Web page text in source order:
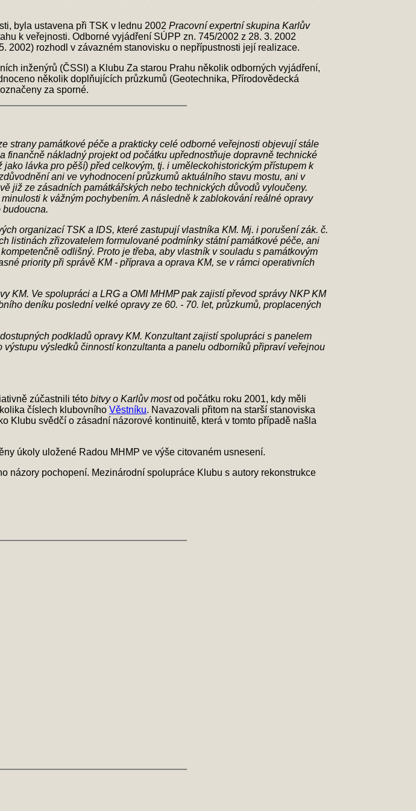
byla ustavena při TSK v lednu 2002 Pracovní expertní skupina Karlův
k veřejnosti. Odborné vyjádření SÚPP zn. 745/2002 z 28. 3. 2002
2002) rozhodl v závazném stanovisku o nepřípustnosti její realizace.
inženýrů (ČSSI) a Klubu Za starou Prahu několik odborných vyjádření,
několik doplňujících průzkumů (Geotechnika, Přírodovědecká
za sporné.
strany památkové péče a prakticky celé odborné veřejnosti objevují stále
nákladný projekt od počátku upřednostňuje dopravně technické
lávka pro pěší) před celkovým, tj. i uměleckohistorickým přístupem k
ani ve vyhodnocení průzkumů aktuálního stavu mostu, ani v
již ze zásadních památkářských nebo technických důvodů vyloučeny.
k vážným pochybením. A následně k zablokování reálné opravy
budoucna.
organizací TSK a IDS, které zastupují vlastníka KM. Mj. i porušení zák. č.
listinách zřizovatelem formulované podmínky státní památkové péče, ani
odlišný. Proto je třeba, aby vlastník v souladu s památkovým
priority při správě KM - příprava a oprava KM, se v rámci operativních
KM. Ve spolupráci a LRG a OMI MHMP pak zajistí převod správy NKP KM
deníku poslední velké opravy ze 60. - 70. let, průzkumů, proplacených
podkladů opravy KM. Konzultant zajistí spolupráci s panelem
výsledků činností konzultanta a panelu odborníků připraví veřejnou
zúčastnili této bitvy o Karlův mostod počátku roku 2001, kdy měli
číslech klubovního Věstníku. Navazovali přitom na starší stanoviska
Klubu svědčí o zásadní názorové kontinuitě, která v tomto případě našla
úkoly uložené Radou MHMP ve výše citovaném usnesení.
názory pochopení. Mezinárodní spolupráce Klubu s autory rekonstrukce